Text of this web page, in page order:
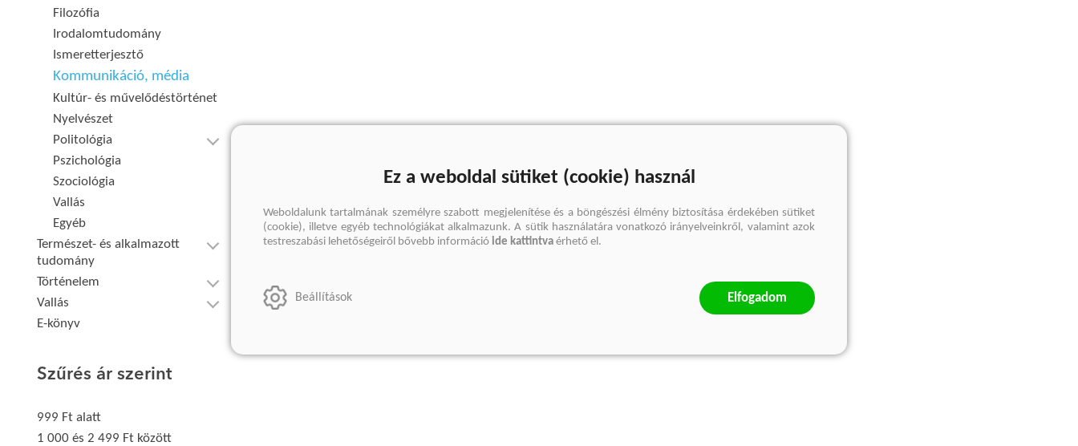
Filozófia
Irodalomtudomány
Ismeretterjesztő
Kommunikáció, média
Kultúr- és művelődéstörténet
Nyelvészet
Politológia
Pszichológia
Szociológia
Vallás
Egyéb
Természet- és alkalmazott
tudomány
Történelem
Vallás
E-könyv
Szűrés ár szerint
999 Ft alatt
1 000 és 2 499 Ft között
Ez a weboldal sütiket (cookie) használ
Weboldalunk tartalmának személyre szabott megjelenítése és a böngészési élmény biztosítása érdekében sütiket
(cookie), illetve egyéb technológiákat alkalmazunk. A sütik használatára vonatkozó irányelveinkről, valamint azok
testreszabási lehetőségeiről bővebb információ ide kattintva érhető el.
Beállítások Elfogadom